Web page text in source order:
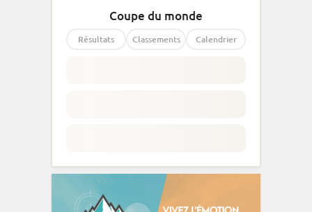
Coupe du monde
Résultats Classements Calendrier